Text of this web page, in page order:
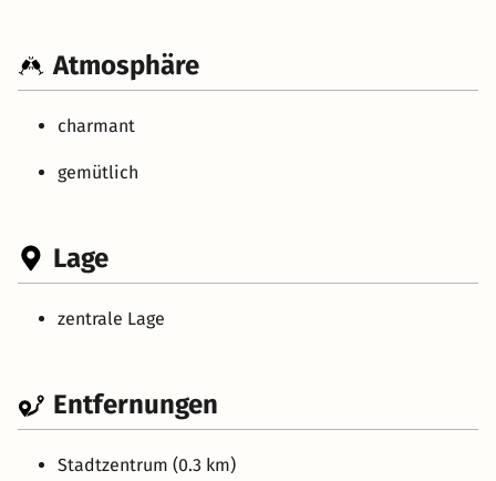
Atmosphäre
charmant
gemütlich
Lage
zentrale Lage
Entfernungen
Stadtzentrum (0.3 km)